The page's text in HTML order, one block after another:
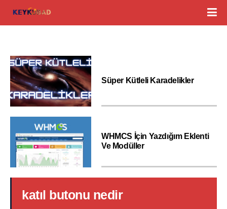
Süper Kütleli Karadelikler
WHMCS İçin Yazdığım Eklenti
Ve Modüller
katıl butonu nedir